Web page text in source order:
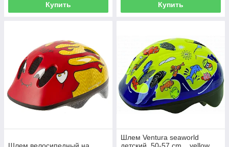
Купить Купить
Шлем Ventura seaworld